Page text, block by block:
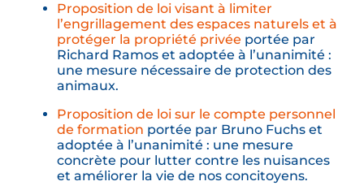
Proposition de loi visant à limiter
l’engrillagement des espaces naturels et à
protéger la propriété privée portée par
Richard Ramos et adoptée à l’unanimité :
une mesure nécessaire de protection des
animaux.
Proposition de loi sur le compte personnel
de formation portée par Bruno Fuchs et
adoptée à l’unanimité : une mesure
concrète pour lutter contre les nuisances
et améliorer la vie de nos concitoyens.